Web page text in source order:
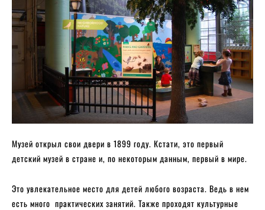
Музей открыл свои двери в 1899 году. Кстати, это первый
детский музей в стране и, по некоторым данным, первый в мире.
Это увлекательное место для детей любого возраста. Ведь в нем
есть много практических занятий. Также проходят культурные